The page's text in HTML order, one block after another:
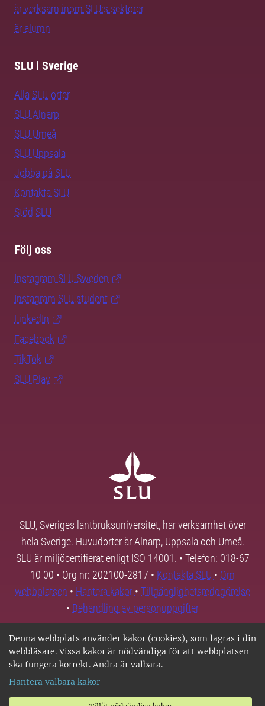
Denna webbplats använder kakor (cookies), som lagras i din
webbläsare. Vissa kakor är nödvändiga för att webbplatsen
ska fungera korrekt. Andra är valbara.
Hantera valbara kakor
är verksam inom SLU:s sektorer
är alumn
SLU i Sverige
Alla SLU-orter
SLU Alnarp
SLU Umeå
SLU Uppsala
Jobba på SLU
Kontakta SLU
Stöd SLU
Följ oss
Instagram SLU.Sweden
Instagram SLU.student
LinkedIn
Facebook
TikTok
SLU Play
SLU, Sveriges lantbruksuniversitet, har verksamhet över
hela Sverige. Huvudorter är Alnarp, Uppsala och Umeå.
SLU är miljöcertifierat enligt ISO 14001. • Telefon: 018-67
10 00 • Org nr: 202100-2817 • Kontakta SLU • Om
webbplatsen • Hantera kakor • Tillgänglighetsredogörelse
• Behandling av personuppgifter